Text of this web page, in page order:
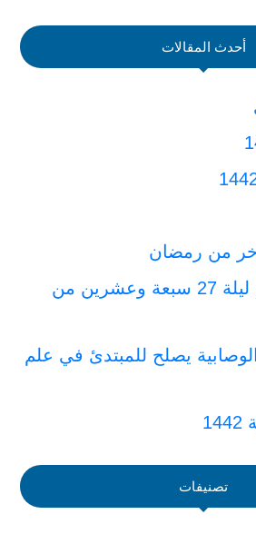
أحدث المقالات
من رمضان
هل ليلة القدر هي ليلة 27 سبعة وعشرين من
يصلح للمبتدئ في علم
تصنيفات